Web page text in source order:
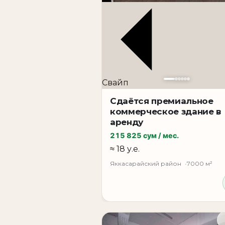
Стоимость аренды: 15 у.е. за м²
Коммерческое помещение в одной из
высоким трафиком и хорошим
Коммерческое помещение в аренду |
Аренда коммерческого помещения в
Яккасарайский район, ориентир
Общая площадь объекта составляет
коммерция в Ташкенте,
недвижимости Ташкент,
Основные характеристики
Этаж: 1 этаж
Тип: коммерческое помещение
Свайп
Сдаётся премиальное
коммерческое здание в
аренду
215 825 сум / мес.
≈ 18 у.е.
Яккасарайский район 7000 м²